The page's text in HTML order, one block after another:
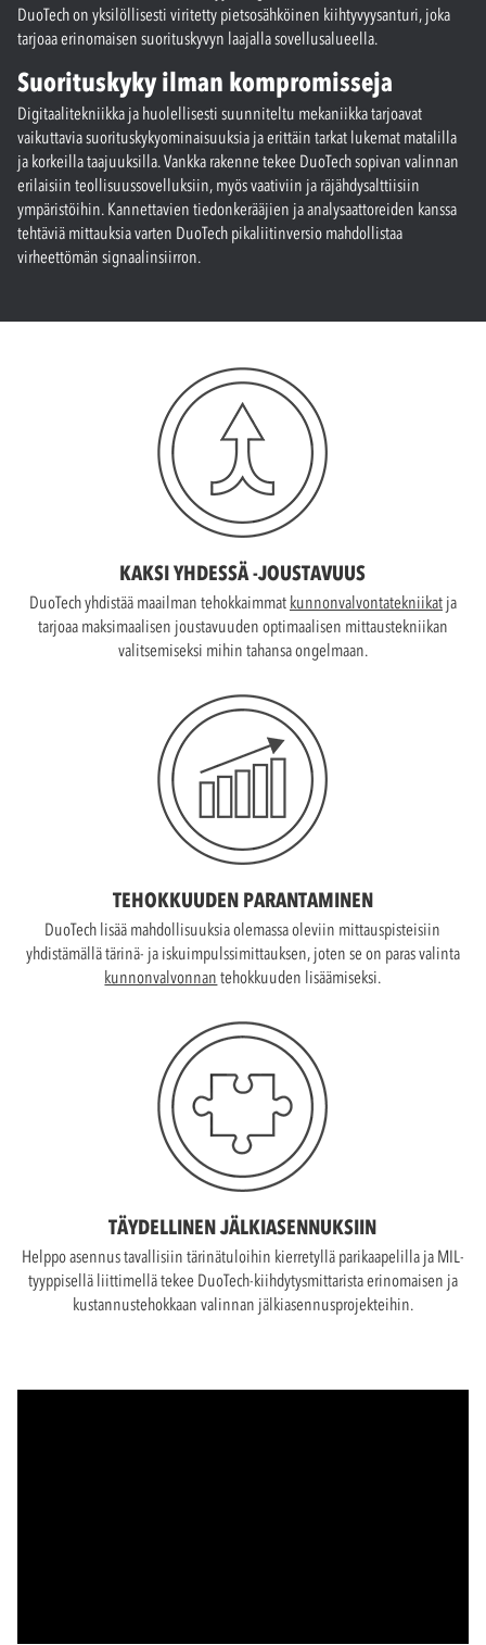
DuoTech on yksilöllisesti viritetty pietsosähköinen kiihtyvyysanturi, joka
tarjoaa erinomaisen suorituskyvyn laajalla sovellusalueella.
Suorituskyky ilman kompromisseja
Digitaalitekniikka ja huolellisesti suunniteltu mekaniikka tarjoavat
vaikuttavia suorituskykyominaisuuksia ja erittäin tarkat lukemat matalilla
ja korkeilla taajuuksilla. Vankka rakenne tekee DuoTech sopivan valinnan
erilaisiin teollisuussovelluksiin, myös vaativiin ja räjähdysalttiisiin
ympäristöihin. Kannettavien tiedonkerääjien ja analysaattoreiden kanssa
tehtäviä mittauksia varten DuoTech pikaliitinversio mahdollistaa
virheettömän signaalinsiirron.
KAKSI YHDESSÄ -JOUSTAVUUS
DuoTech yhdistää maailman tehokkaimmat kunnonvalvontatekniikatja
tarjoaa maksimaalisen joustavuuden optimaalisen mittaustekniikan
valitsemiseksi mihin tahansa ongelmaan.
TEHOKKUUDEN PARANTAMINEN
DuoTech lisää mahdollisuuksia olemassa oleviin mittauspisteisiin
yhdistämällä tärinä- ja iskuimpulssimittauksen, joten se on paras valinta
kunnonvalvonnan tehokkuuden lisäämiseksi.
TÄYDELLINEN JÄLKIASENNUKSIIN
Helppo asennus tavallisiin tärinätuloihin kierretyllä parikaapelilla ja MIL-
tyyppisellä liittimellä tekee DuoTech-kiihdytysmittarista erinomaisen ja
kustannustehokkaan valinnan jälkiasennusprojekteihin.